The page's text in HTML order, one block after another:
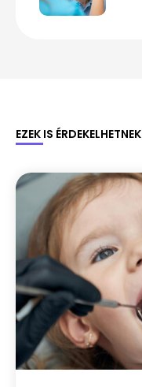
EZEK IS ÉRDEKELHETNEK